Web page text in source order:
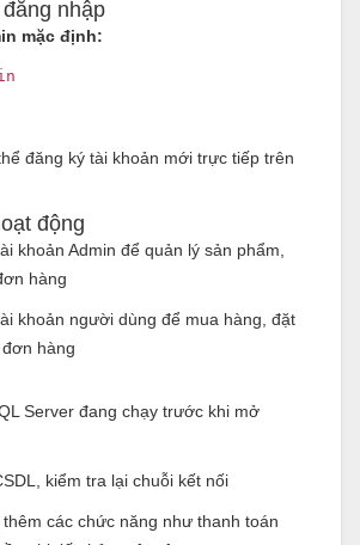
nhập
mặc định:
đăng ký tài khoản mới trực tiếp trên
động
khoản Admin để quản lý sản phẩm,
hàng
khoản người dùng để mua hàng, đặt
hàng
Server đang chạy trước khi mở
kiểm tra lại chuỗi kết nối
các chức năng như thanh toán